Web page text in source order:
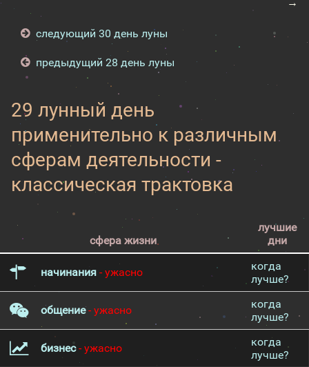
следующий 30 день луны
предыдущий 28 день луны
29 лунный день
применительно к различным
сферам деятельности -
классическая трактовка
сфера жизни
лучшие
дни
начинания - ужасно
когда
лучше?
общение- ужасно
когда
лучше?
бизнес- ужасно
когда
лучше?